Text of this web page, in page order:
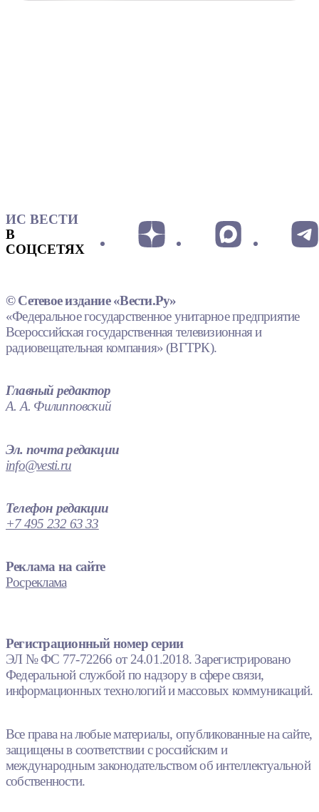
ИС ВЕСТИ
В
СОЦСЕТЯХ
© Сетевое издание «Вести.Ру»
«Федеральное государственное унитарное предприятие
Всероссийская государственная телевизионная и
радиовещательная компания» (ВГТРК).
Главный редактор
А. А. Филипповский
Эл. почта редакции
info@vesti.ru
Телефон редакции
+7 495 232 63 33
Реклама на сайте
Росреклама
Регистрационный номер серии
ЭЛ № ФС 77-72266 от 24.01.2018. Зарегистрировано
Федеральной службой по надзору в сфере связи,
информационных технологий и массовых коммуникаций.
Все права на любые материалы, опубликованные на сайте,
защищены в соответствии с российским и
международным законодательством об интеллектуальной
собственности.